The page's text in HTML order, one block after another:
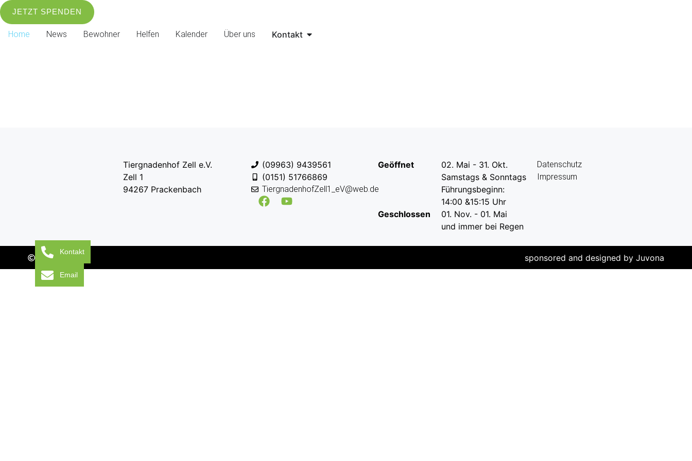
JETZT SPENDEN
Home News Bewohner Helfen Kalender Über uns Kontakt
Tiergnadenhof Zell e.V.
Zell 1
94267 Prackenbach
(09963) 9439561
(0151) 51766869
TiergnadenhofZell1_eV@web.de
Geöffnet
Geschlossen
02. Mai - 31. Okt.
Samstags & Sonntags
Führungsbeginn:
14:00 &15:15 Uhr
01. Nov. - 01. Mai
und immer bei Regen
Datenschutz
Impressum
2024 sponsored and designed by Juvona
Kontakt
Email